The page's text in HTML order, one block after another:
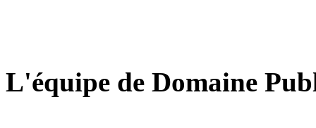
L'équipe de Domaine